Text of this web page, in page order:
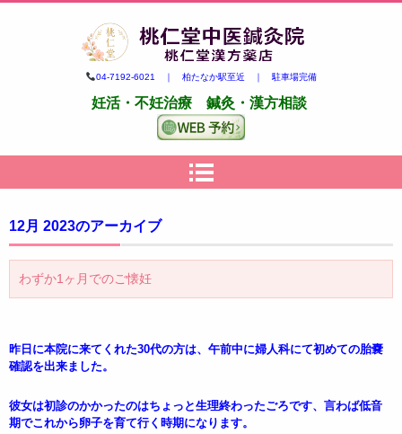
柏市の妊活・不妊治療専門 鍼
灸・漢方｜桃仁堂中医鍼灸院・
桃仁堂漢方薬店
04-7192-6021 ｜ 柏たなか駅至近 ｜ 駐車場完備
妊活・不妊治療 鍼灸・漢方相談
12月 2023のアーカイブ
わずか1ヶ月でのご懐妊
昨日に本院に来てくれた30代の方は、午前中に婦人科にて初めての胎嚢
確認を出来ました。
彼女は初診のかかったのはちょっと生理終わったごろです、言わば低音
期でこれから卵子を育て行く時期になります。